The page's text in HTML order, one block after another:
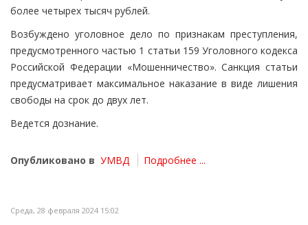
более четырех тысяч рублей.
Возбуждено уголовное дело по признакам преступления,
предусмотренного частью 1 статьи 159 Уголовного кодекса
Российской Федерации «Мошенничество». Санкция статьи
предусматривает максимальное наказание в виде лишения
свободы на срок до двух лет.
Ведется дознание.
Опубликовано в УМВД Подробнее ...
Среда, 28 февраля 2024 15:02